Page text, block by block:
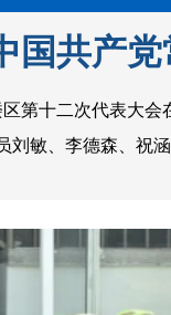
国共产
第十二次代表大
刘敏、李德森、祝